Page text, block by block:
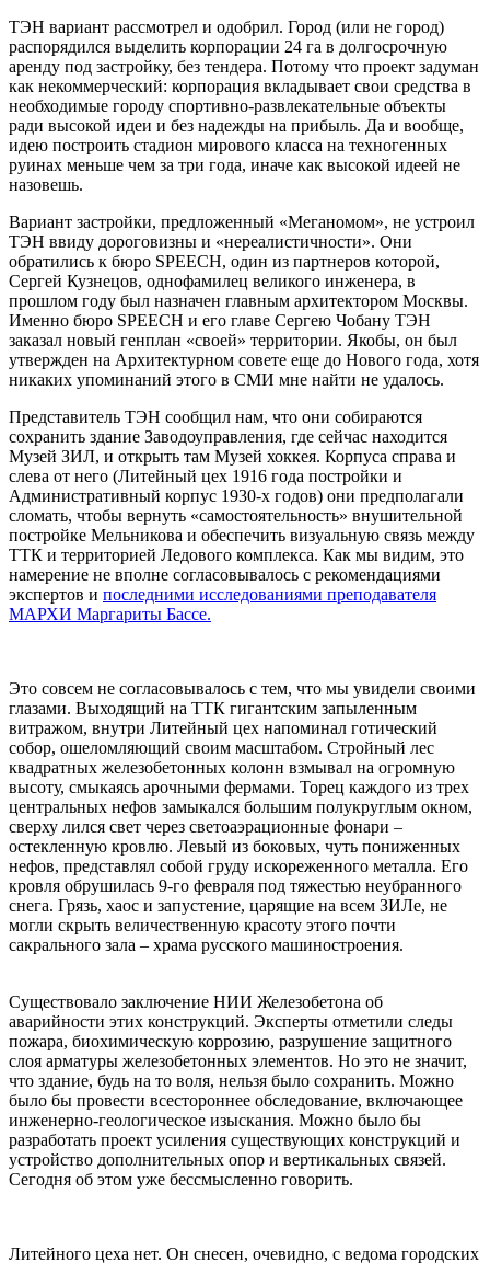
ТЭН вариант рассмотрел и одобрил. Город (или не город)
распорядился выделить корпорации 24 га в долгосрочную
аренду под застройку, без тендера. Потому что проект задуман
как некоммерческий: корпорация вкладывает свои средства в
необходимые городу спортивно-развлекательные объекты
ради высокой идеи и без надежды на прибыль. Да и вообще,
идею построить стадион мирового класса на техногенных
руинах меньше чем за три года, иначе как высокой идеей не
назовешь.
Вариант застройки, предложенный «Меганомом», не устроил
ТЭН ввиду дороговизны и «нереалистичности». Они
обратились к бюро SPEECH, один из партнеров которой,
Сергей Кузнецов, однофамилец великого инженера, в
прошлом году был назначен главным архитектором Москвы.
Именно бюро SPEECH и его главе Сергею Чобану ТЭН
заказал новый генплан «своей» территории. Якобы, он был
утвержден на Архитектурном совете еще до Нового года, хотя
никаких упоминаний этого в СМИ мне найти не удалось.
Представитель ТЭН сообщил нам, что они собираются
сохранить здание Заводоуправления, где сейчас находится
Музей ЗИЛ, и открыть там Музей хоккея. Корпуса справа и
слева от него (Литейный цех 1916 года постройки и
Административный корпус 1930-х годов) они предполагали
сломать, чтобы вернуть «самостоятельность» внушительной
постройке Мельникова и обеспечить визуальную связь между
ТТК и территорией Ледового комплекса. Как мы видим, это
намерение не вполне согласовывалось с рекомендациями
экспертов и последними исследованиями преподавателя
МАРХИ Маргариты Бассе.
Это совсем не согласовывалось с тем, что мы увидели своими
глазами. Выходящий на ТТК гигантским запыленным
витражом, внутри Литейный цех напоминал готический
собор, ошеломляющий своим масштабом. Стройный лес
квадратных железобетонных колонн взмывал на огромную
высоту, смыкаясь арочными фермами. Торец каждого из трех
центральных нефов замыкался большим полукруглым окном,
сверху лился свет через светоаэрационные фонари –
остекленную кровлю. Левый из боковых, чуть пониженных
нефов, представлял собой груду искореженного металла. Его
кровля обрушилась 9-го февраля под тяжестью неубранного
снега. Грязь, хаос и запустение, царящие на всем ЗИЛе, не
могли скрыть величественную красоту этого почти
сакрального зала – храма русского машиностроения.
Существовало заключение НИИ Железобетона об
аварийности этих конструкций. Эксперты отметили следы
пожара, биохимическую коррозию, разрушение защитного
слоя арматуры железобетонных элементов. Но это не значит,
что здание, будь на то воля, нельзя было сохранить. Можно
было бы провести всестороннее обследование, включающее
инженерно-геологическое изыскания. Можно было бы
разработать проект усиления существующих конструкций и
устройство дополнительных опор и вертикальных связей.
Сегодня об этом уже бессмысленно говорить.
Литейного цеха нет. Он снесен, очевидно, с ведома городских